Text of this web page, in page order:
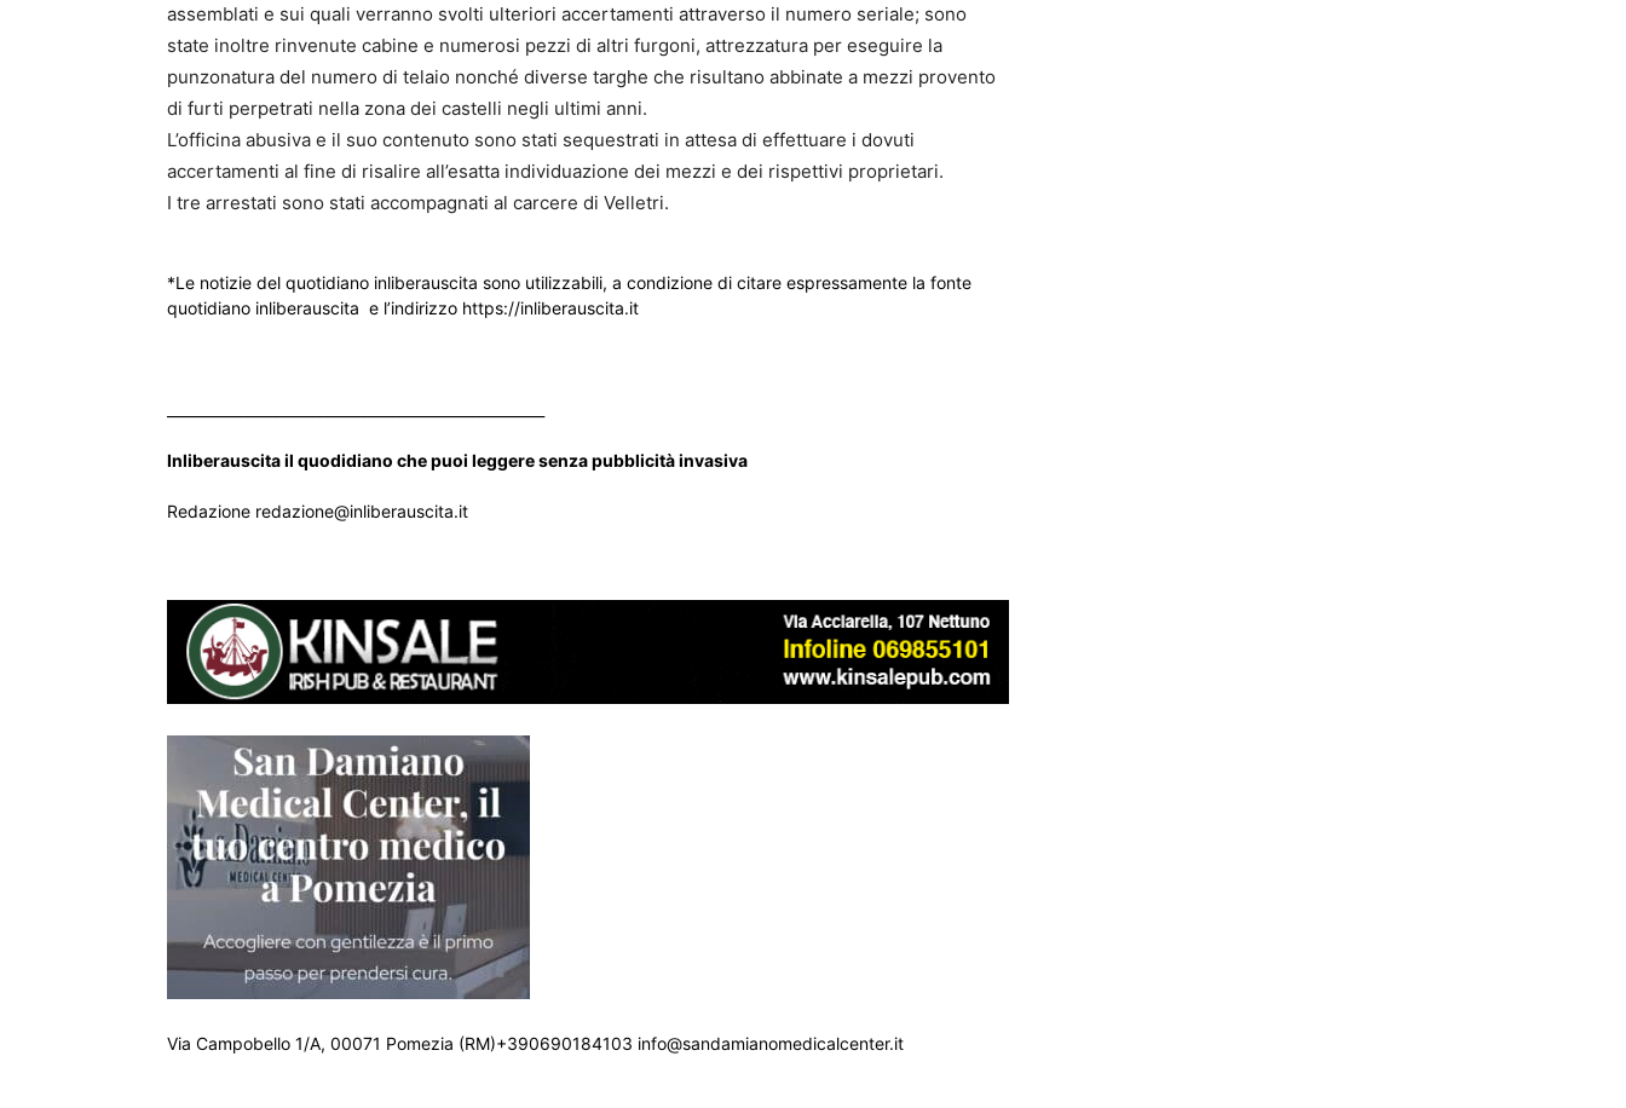
assemblati e sui quali verranno svolti ulteriori accertamenti attraverso il numero seriale; sono
state inoltre rinvenute cabine e numerosi pezzi di altri furgoni, attrezzatura per eseguire la
punzonatura del numero di telaio nonché diverse targhe che risultano abbinate a mezzi provento
di furti perpetrati nella zona dei castelli negli ultimi anni.
L’officina abusiva e il suo contenuto sono stati sequestrati in attesa di effettuare i dovuti
accertamenti al fine di risalire all’esatta individuazione dei mezzi e dei rispettivi proprietari.
I tre arrestati sono stati accompagnati al carcere di Velletri.
*Le notizie del quotidiano inliberauscita sono utilizzabili, a condizione di citare espressamente la fonte
quotidiano inliberauscita e l’indirizzo https://inliberauscita.it
Inliberauscita il quodidiano che puoi leggere senza pubblicità invasiva
Redazione redazione@inliberauscita.it
Via Campobello 1/A, 00071 Pomezia (RM)+390690184103 info@sandamianomedicalcenter.it